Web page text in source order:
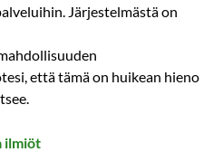
Järjestelmästä on
että tämä on huikean hieno
ilmiöt